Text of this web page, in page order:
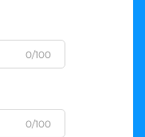
0/100
0/100